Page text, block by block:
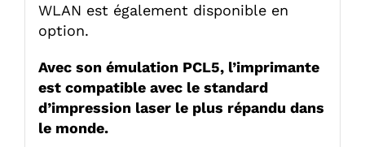
WLAN est également disponible en
option.
Avec son émulation PCL5, l’imprimante
est compatible avec le standard
d’impression laser le plus répandu dans
le monde.